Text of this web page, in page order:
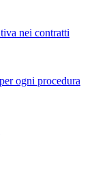
nei contratti
ogni procedura